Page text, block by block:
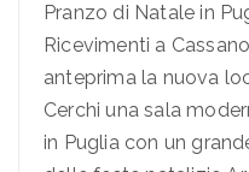
Pranzo di Natale in
Ricevimenti a
anteprima la nuova
Cerchi una sala
in Puglia con un